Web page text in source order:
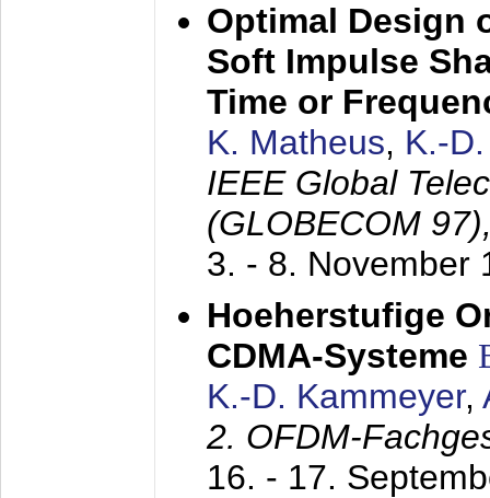
Optimal Design
Soft Impulse
Time or
K. Matheus, K.-
IEEE Global
(GLOBECOM
3. - 8. November
Hoeherstufige
CDMA-Systeme
K.-D. Kammeyer,
2. OFDM-
16. - 17.